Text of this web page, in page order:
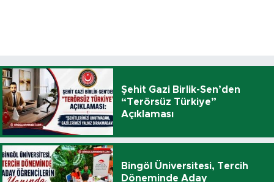
Şehit Gazi Birlik-Sen’den
“Terörsüz Türkiye”
Açıklaması
Bingöl Üniversitesi, Tercih
Döneminde Aday